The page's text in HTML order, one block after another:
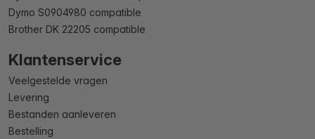
Dymo S0904980 compatible
Brother DK 22205 compatible
Klantenservice
Veelgestelde vragen
Levering
Bestanden aanleveren
Bestelling